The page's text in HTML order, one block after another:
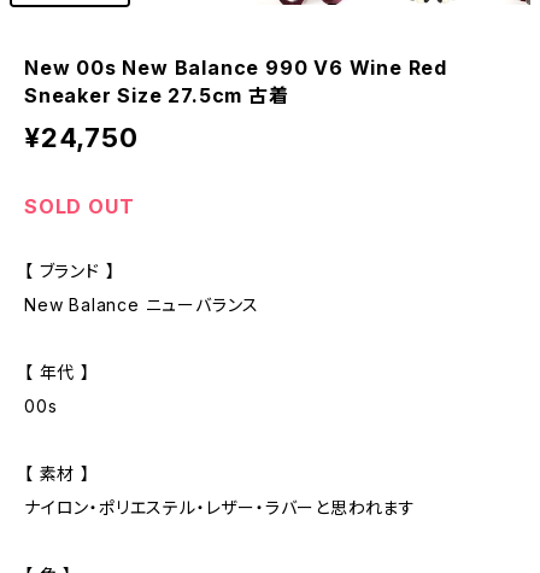
New 00s New Balance 990 V6 Wine Red
Sneaker Size 27.5cm 古着
¥24,750
SOLD OUT
【 ブランド 】
New Balance ニューバランス
【 年代 】
00s
【 素材 】
ナイロン・ポリエステル・レザー・ラバーと思われます